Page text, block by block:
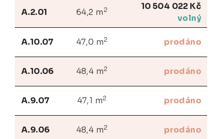
A.2.01 64,2 m 2
10 504 022 Kč
volný
A.10.07 47,0 m2 prodáno
A.10.06 48,4 m2 prodáno
A.9.07 47,1 m2 prodáno
A.9.06 48,4 m2 prodáno